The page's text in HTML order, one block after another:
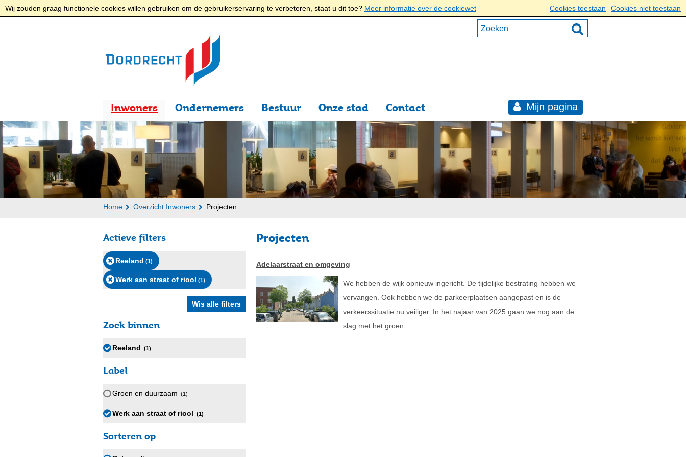
Wij zouden graag functionele cookies willen gebruiken om de gebruikerservaring te verbeteren, staat u dit toe? Meer informatie over de cookiewet Cookies toestaan Cookies niet toestaan
Inwoners Ondernemers Bestuur Onze stad Contact Mijn pagina
Home Overzicht Inwoners Projecten
Projecten
Adelaarstraat en omgeving
We hebben de wijk opnieuw ingericht. De tijdelijke bestrating hebben we
vervangen. Ook hebben we de parkeerplaatsen aangepast en is de
verkeerssituatie nu veiliger. In het najaar van 2025 gaan we nog aan de
slag met het groen.
Actieve filters
Reeland (1)
Werk aan straat of riool (1)
Zoek binnen
Reeland (1)
Label
Groen en duurzaam (1)
Werk aan straat of riool (1)
Sorteren op